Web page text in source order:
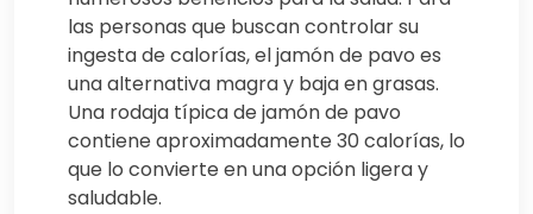
las personas que buscan controlar su
ingesta de calorías, el jamón de pavo es
una alternativa magra y baja en grasas.
Una rodaja típica de jamón de pavo
contiene aproximadamente 30 calorías, lo
que lo convierte en una opción ligera y
saludable.